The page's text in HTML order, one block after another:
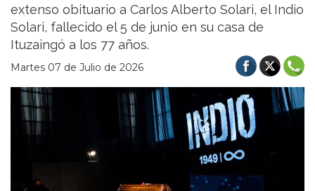
extenso obituario a Carlos Alberto Solari, el Indio
Solari, fallecido el 5 de junio en su casa de
Ituzaingó a los 77 años.
Martes 07 de Julio de 2026